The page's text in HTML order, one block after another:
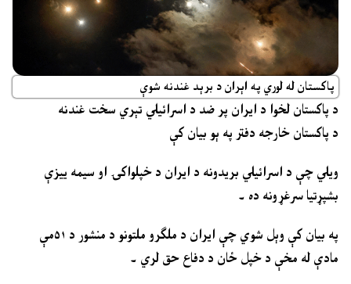
پاکستان له لوري په اېران د برېد غندنه شوې
د پاکستان لخوا د ایران پر ضد د اسرائیلي تېري سخت غندنه
د پاکستان خارجه دفتر په ېو بیان کې
ویلي چې د اسرائیلي بریدونه د ایران د خپلواکۍ او سیمه ییزې
بشپړتیا سرغړونه ده ۔
په بیان کې وېل شوي چې ایران د ملګرو ملتونو د منشور د ۵۱مې
مادې له مخې د خپل ځان د دفاع حق لري ۔